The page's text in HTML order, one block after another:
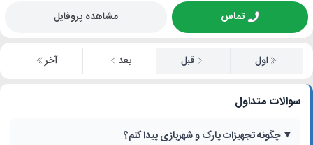
تماس مشاهده پروفایل
اول قبل بعد آخر
سوالات متداول
چگونه تجهیزات پارک و شهربازی پیدا کنم؟